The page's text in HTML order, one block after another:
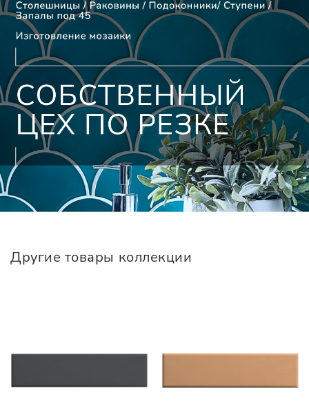
Другие товары коллекции